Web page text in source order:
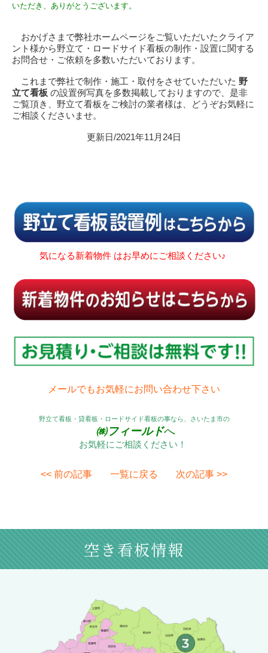
いただき、ありがとうございます。
おかげさまで弊社ホームページをご覧いただいたクライア
ント様から野立て・ロードサイド看板の制作・設置に関する
お問合せ・ご依頼を多数いただいております。
これまで弊社で制作・施工・取付をさせていただいた 野
立て看板 の設置例写真を多数掲載しておりますので、是非
ご覧頂き、野立て看板をご検討の業者様は、どうぞお気軽に
ご相談くださいませ。
更新日/2021年11月24日
気になる新着物件 はお早めにご相談ください♪
メールでもお気軽にお問い合わせ下さい
野立て看板・貸看板・ロードサイド看板の事なら、さいたま市の
㈱フィールドへ
お気軽にご相談ください！
<< 前の記事 一覧に戻る 次の記事 >>
空き看板情報